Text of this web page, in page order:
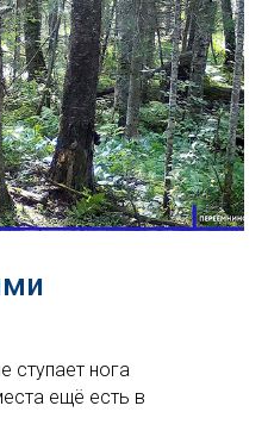
ступает нога
ещё есть в